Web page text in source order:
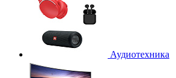
Аудиотехника